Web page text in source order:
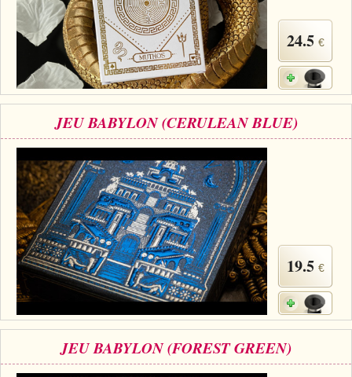
24.5 €
JEU BABYLON (CERULEAN BLUE)
19.5 €
JEU BABYLON (FOREST GREEN)